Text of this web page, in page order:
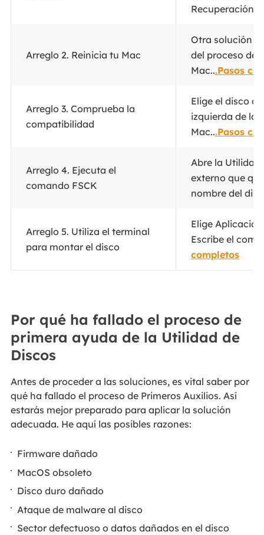
Recuperación..
Arreglo 2. Reinicia tu Mac
Otra solución
del proceso de
Mac...Pasos
Arreglo 3. Comprueba la
compatibilidad
Elige el disco
izquierda de la
Mac...Pasos
Arreglo 4. Ejecuta el
comando FSCK
Abre la Utilidad
externo que
nombre del
Arreglo 5. Utiliza el terminal
para montar el disco
Elige
Escribe el
completos
Por qué ha fallado el proceso de
primera ayuda de la Utilidad de
Discos
Antes de proceder a las soluciones, es vital saber por
qué ha fallado el proceso de Primeros Auxilios. Así
estarás mejor preparado para aplicar la solución
adecuada. He aquí las posibles razones:
Firmware dañado
MacOS obsoleto
Disco duro dañado
Ataque de malware al disco
Sector defectuoso o datos dañados en el disco